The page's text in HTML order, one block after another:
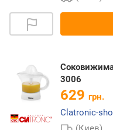
3006
629 грн.
Clatronic-